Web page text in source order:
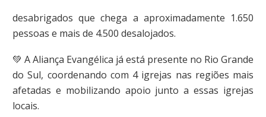
desabrigados que chega a aproximadamente 1.650
pessoas e mais de 4.500 desalojados.
💚 A Aliança Evangélica já está presente no Rio Grande
do Sul, coordenando com 4 igrejas nas regiões mais
afetadas e mobilizando apoio junto a essas igrejas
locais.